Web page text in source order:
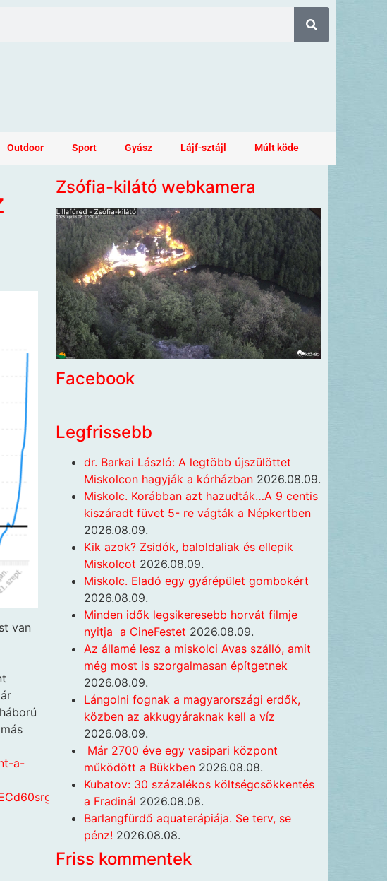
Outdoor Sport Gyász Lájf-sztájl Múlt köde
van
a-
Zsófia-kilátó webkamera
Facebook
Legfrissebb
dr. Barkai László: A legtöbb újszülöttet
Miskolcon hagyják a kórházban 2026.08.09.
Miskolc. Korábban azt hazudták…A 9 centis
kiszáradt füvet 5- re vágták a Népkertben
2026.08.09.
Kik azok? Zsidók, baloldaliak és ellepik
Miskolcot 2026.08.09.
Miskolc. Eladó egy gyárépület gombokért
2026.08.09.
Minden idők legsikeresebb horvát filmje
nyitja a CineFestet 2026.08.09.
Az államé lesz a miskolci Avas szálló, amit
még most is szorgalmasan építgetnek
2026.08.09.
Lángolni fognak a magyarországi erdők,
közben az akkugyáraknak kell a víz
2026.08.09.
Már 2700 éve egy vasipari központ
működött a Bükkben 2026.08.08.
Kubatov: 30 százalékos költségcsökkentés
a Fradinál 2026.08.08.
Barlangfürdő aquaterápiája. Se terv, se
pénz! 2026.08.08.
Friss kommentek